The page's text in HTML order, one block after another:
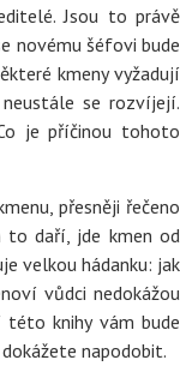
Jsou to právě
novému šéfovi bude
kmeny vyžadují
se rozvíjejí.
je příčinou tohoto
přesněji řečeno
to daří, jde kmen od
velkou hádanku: jak
vůdci nedokážou
této knihy vám bude
napodobit.